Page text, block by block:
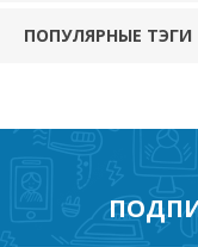
ПОПУЛЯРНЫЕ ТЭГИ